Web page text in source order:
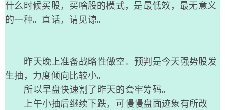
什么时候买股，买啥股的模式，是最低效，最无意义
的一种。直话，请见谅。
昨天晚上准备战略性做空。预判是今天强势股发
生抽，力度倾向比较小。
所以早盘快速割了昨天的套牢筹码。
上午小抽后继续下跌，可慢慢盘面迹象有所改